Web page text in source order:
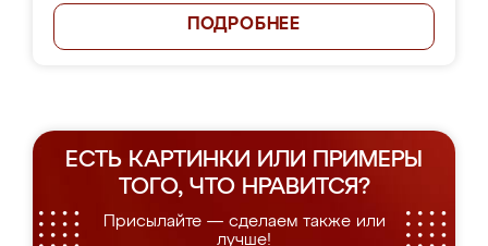
ПОДРОБНЕЕ
ЕСТЬ КАРТИНКИ ИЛИ ПРИМЕРЫ
ТОГО, ЧТО НРАВИТСЯ?
Присылайте — сделаем также или
лучше!